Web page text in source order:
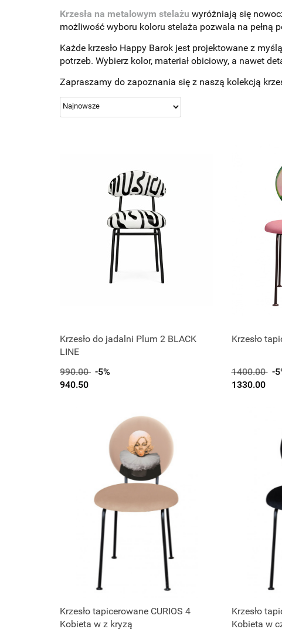
Krzesła na metalowym stelażu wyróżniają się
możliwość wyboru koloru stelaża pozwala na pełną
Każde krzesło Happy Barok jest projektowane z
potrzeb. Wybierz kolor, materiał obiciowy, a nawet
Zapraszamy do zapoznania się z naszą kolekcją
Krzesło do jadalni Plum 2 BLACK
LINE
990.00 -5%
940.50
Krzesło
1400.00
-
1330.00
Krzesło tapicerowane CURIOS 4
Kobieta w z kryzą
Krzesło
Kobieta w